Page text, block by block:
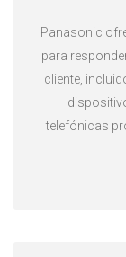
Panasonic
para
cliente,
telefónicas